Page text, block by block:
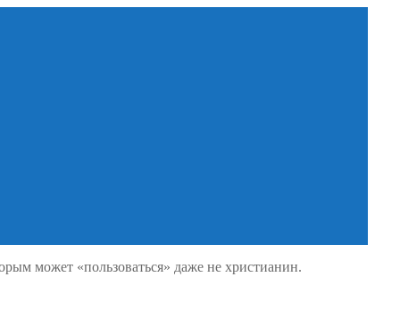
может «пользоваться» даже не христианин.